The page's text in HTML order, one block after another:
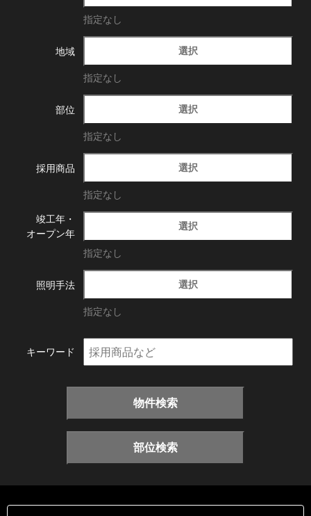
指定なし
地域 選択
指定なし
部位 選択
指定なし
採用商品 選択
指定なし
竣工年・
オープン年
選択
指定なし
照明手法 選択
指定なし
キーワード
物件検索
部位検索